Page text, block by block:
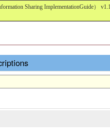
Sharing ImplementationGuide）